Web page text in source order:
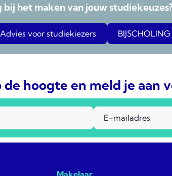
bij het maken van jouw
voor studiekiezers
hoogte en meld je aan
Makelaar